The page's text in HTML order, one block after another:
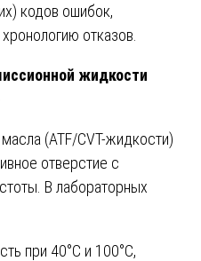
кодов ошибок,
отказов.
жидкости
(ATF/CVT-жидкости)
отверстие с
В лабораторных
при 40°C и 100°C,